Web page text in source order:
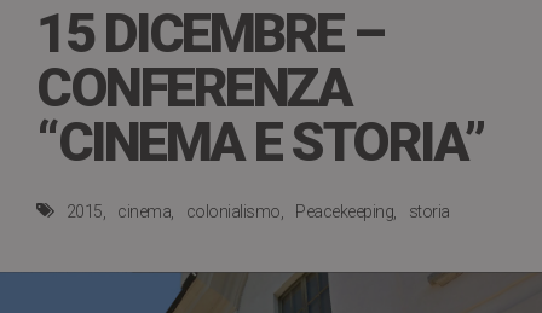
15 DICEMBRE –
CONFERENZA
“CINEMA E STORIA”
2015 cinema colonialismo Peacekeeping storia